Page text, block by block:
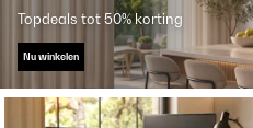
Topdeals tot 50% korting
Nu winkelen